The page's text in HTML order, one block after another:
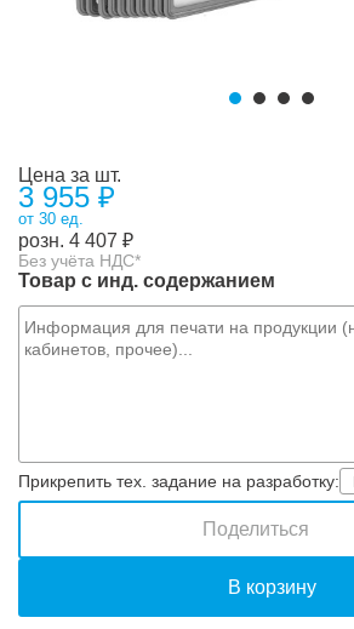
Цена за шт.
3 955 ₽
от 30 ед.
розн. 4 407 ₽
Без учёта НДС*
Товар с инд. содержанием
Прикрепить тех. задание на разработку:
В корзину
Поделиться